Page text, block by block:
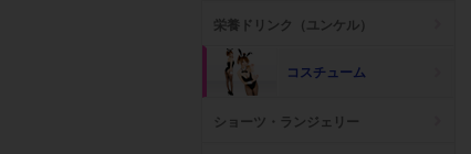
栄養ドリンク（ユンケル）
コスチューム
ショーツ・ランジェリー